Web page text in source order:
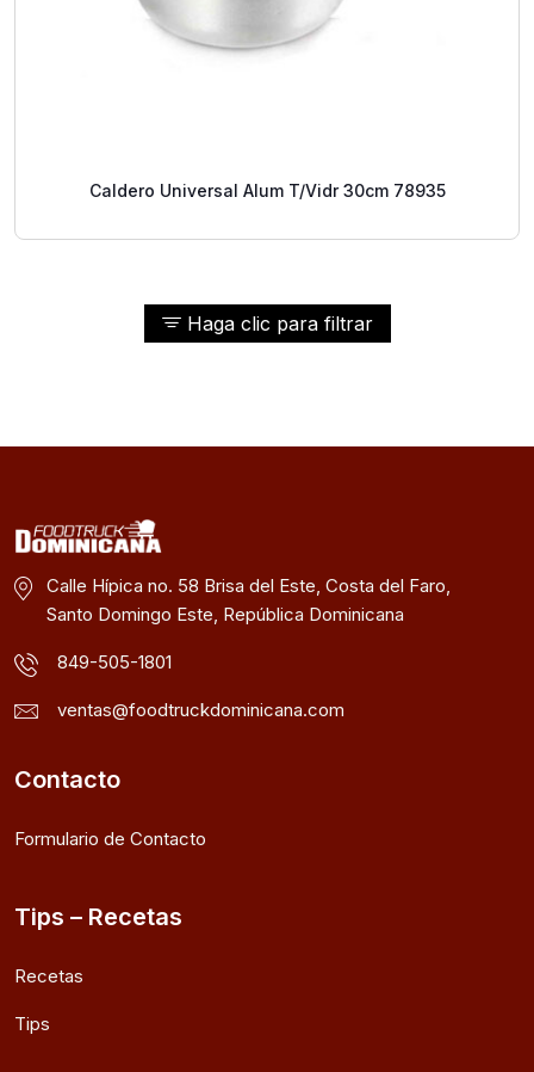
Haga clic para filtrar
Caldero Universal Alum T/Vidr 30cm 78935
Calle Hípica no. 58 Brisa del Este, Costa del Faro,
Santo Domingo Este, República Dominicana
849-505-1801
ventas@foodtruckdominicana.com
Contacto
Formulario de Contacto
Tips – Recetas
Recetas
Tips